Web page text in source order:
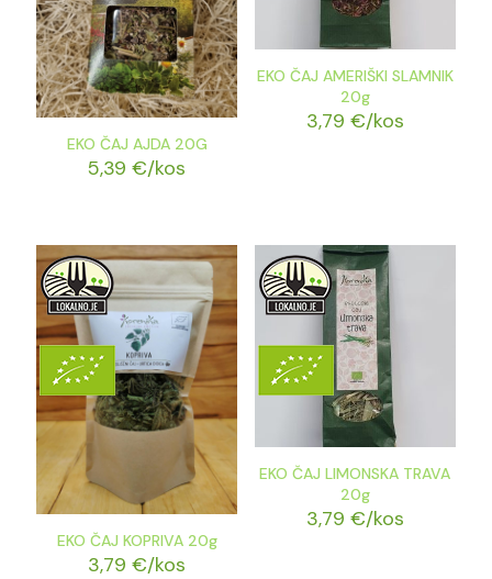
EKO ČAJ AJDA 20G
5,39€/kos
EKO ČAJ AMERIŠKI SLAMNIK
20g
3,79 €/kos
EKO ČAJ KOPRIVA 20g
3,79€/kos
EKO ČAJ LIMONSKA TRAVA
20g
3,79 €/kos